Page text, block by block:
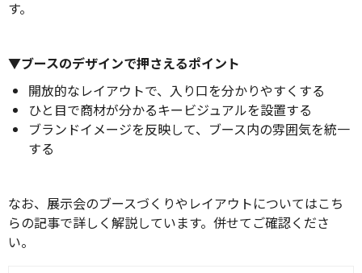
す。
▼ブースのデザインで押さえるポイント
開放的なレイアウトで、入り口を分かりやすくする
ひと目で商材が分かるキービジュアルを設置する
ブランドイメージを反映して、ブース内の雰囲気を統一
する
なお、展示会のブースづくりやレイアウトについてはこち
らの記事で詳しく解説しています。併せてご確認くださ
い。